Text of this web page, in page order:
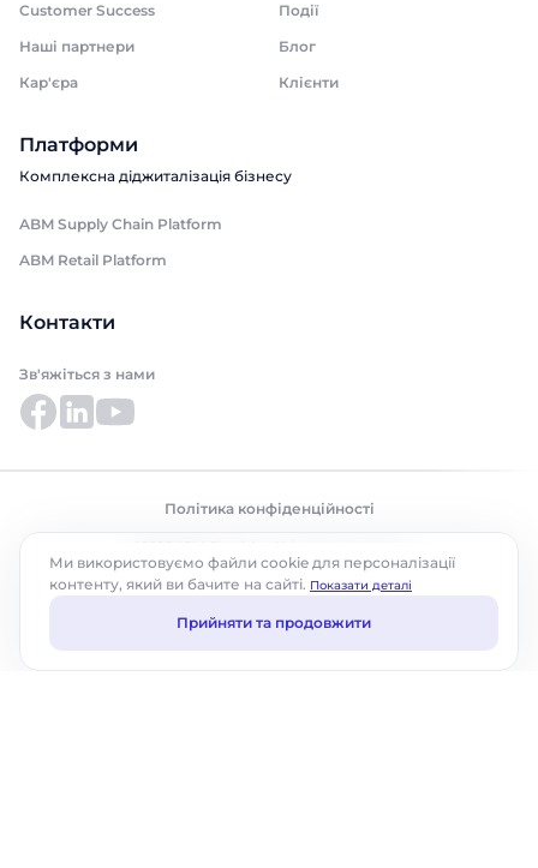
Customer Success
Події
Наші партнери
Блог
Кар'єра
Клієнти
Платформи
Комплексна діджиталізація бізнесу
ABM Supply Chain Platform
ABM Retail Platform
Контакти
Зв'яжіться з нами
Політика конфіденційності
Ми використовуємо файли cookie для персоналізації
контенту, який ви бачите на сайті. Показати деталі
Прийняти та продовжити